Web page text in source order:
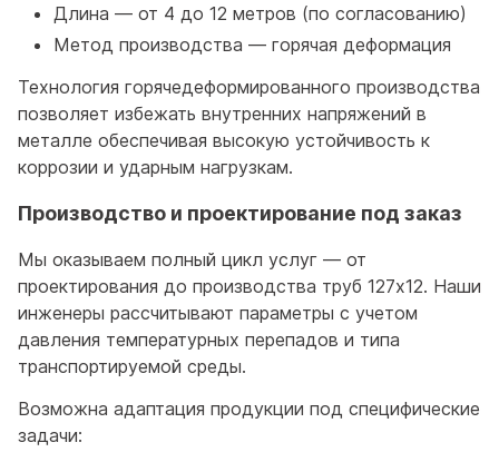
Длина — от 4 до 12 метров (по согласованию)
Метод производства — горячая деформация
Технология горячедеформированного производства
позволяет избежать внутренних напряжений в
металле обеспечивая высокую устойчивость к
коррозии и ударным нагрузкам.
Производство и проектирование под заказ
Мы оказываем полный цикл услуг — от
проектирования до производства труб 127x12. Наши
инженеры рассчитывают параметры с учетом
давления температурных перепадов и типа
транспортируемой среды.
Возможна адаптация продукции под специфические
задачи: